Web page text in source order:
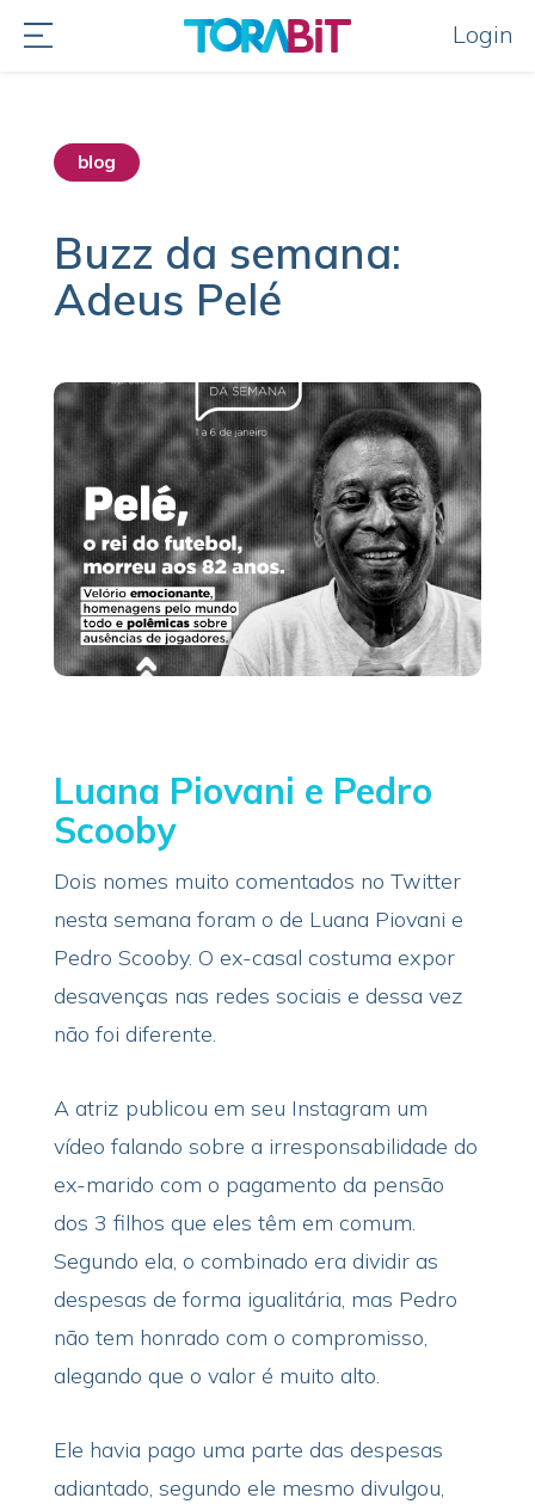
Login
blog
Buzz da semana:
Adeus Pelé
Luana Piovani e Pedro
Scooby
Dois nomes muito comentados no Twitter
nesta semana foram o de Luana Piovani e
Pedro Scooby. O ex-casal costuma expor
desavenças nas redes sociais e dessa vez
não foi diferente.
A atriz publicou em seu Instagram um
vídeo falando sobre a irresponsabilidade do
ex-marido com o pagamento da pensão
dos 3 filhos que eles têm em comum.
Segundo ela, o combinado era dividir as
despesas de forma igualitária, mas Pedro
não tem honrado com o compromisso,
alegando que o valor é muito alto.
Ele havia pago uma parte das despesas
adiantado, segundo ele mesmo divulgou,